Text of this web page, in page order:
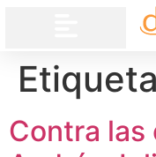
Contra las